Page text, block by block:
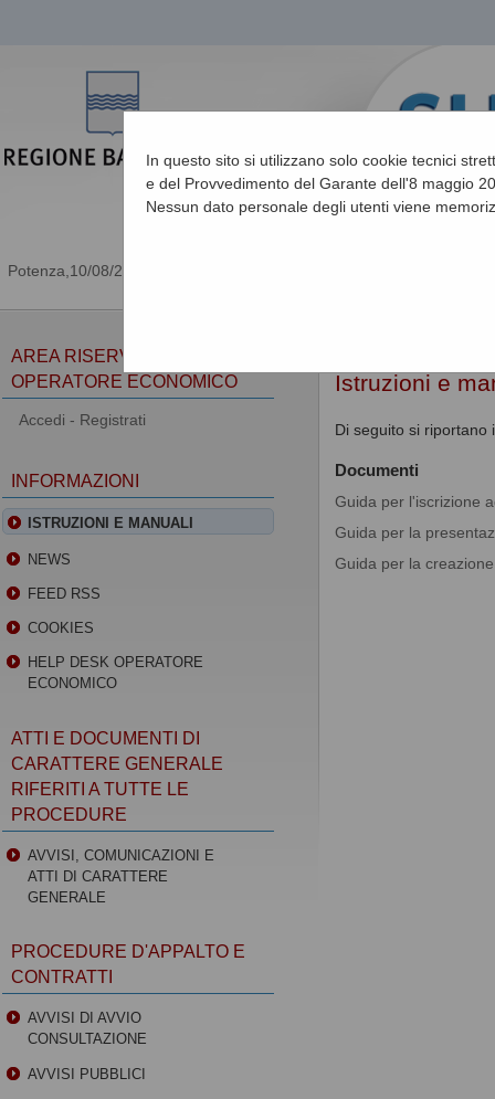
10/08/2026 12:06
In questo sito si utilizzano solo cookie tecnici
e del Provvedimento del Garante dell'8 maggio
Nessun dato personale degli utenti viene
Istruzioni e
Di seguito si riportano
Documenti
Guida per l'iscrizione
Guida per la
Guida per la
AREA RISERVATA
OPERATORE ECONOMICO
Accedi - Registrati
INFORMAZIONI
ISTRUZIONI E MANUALI
NEWS
FEED RSS
COOKIES
HELP DESK OPERATORE
ECONOMICO
ATTI E DOCUMENTI DI
CARATTERE GENERALE
RIFERITI A TUTTE LE
PROCEDURE
AVVISI, COMUNICAZIONI E
ATTI DI CARATTERE
GENERALE
PROCEDURE D'APPALTO E
CONTRATTI
AVVISI DI AVVIO
CONSULTAZIONE
AVVISI PUBBLICI